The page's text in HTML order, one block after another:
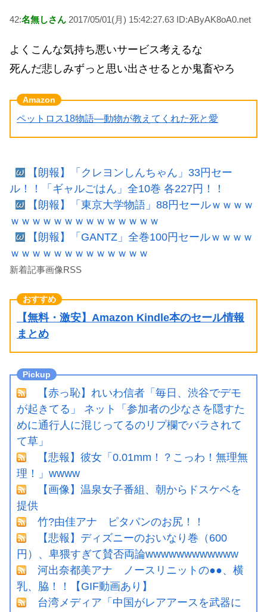
42:名無しさん 2017/05/01(月) 15:42:27.63 ID:AByAK8oA0.net
よくこんな気持ち悪いサービス考えるな
死んだ悲しみずっと思い出させるとか鬼畜やろ
ペットロス18物語―動物が教えてくれた死と愛
【朗報】「クレヨンしんちゃん」33円セー
ル！！「ギャルごはん」全10巻 各227円！！
【朗報】「東京大学物語」88円セールｗｗｗｗ
ｗｗｗｗｗｗｗｗｗｗｗｗｗｗ
【朗報】「GANTZ」全巻100円セールｗｗｗｗ
ｗｗｗｗｗｗｗｗｗｗｗｗｗ
新着記事画像RSS
【無料・激安】Amazon Kindle本のセール情報
まとめ
【赤っ恥】れいわ信者「毎日、渋谷でデモ
が起きてる」 ネット「参加者の少なさを隠すた
めに通行人に混じってるのリプ欄でバラされて
て草」
【悲報】彼女「0.01mm！？こっわ！無理無
理！」wwww
【画像】温泉女子番組、朝からドスケベを
提供
竹?由佳アナ ピタパンのお尻！！
【悲報】ディズニーのおいなり巻（600
円）、卑猥すぎて賛否両論wwwwwwwwwwww
河出奈都美アナ ノースリニットの●●、横
乳、脇！！【GIF動画あり】
台湾メディア「中国がレアアースを武器に